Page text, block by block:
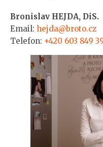
Bronislav HEJDA, DiS.
Email: hejda@broto.cz
Telefon: +420 603 849